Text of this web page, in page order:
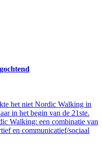
het niet Nordic Walking in
in het begin van de 21ste.
Walking: een combinatie van
en communicatief/sociaal